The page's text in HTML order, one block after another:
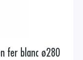
fer blanc ø280